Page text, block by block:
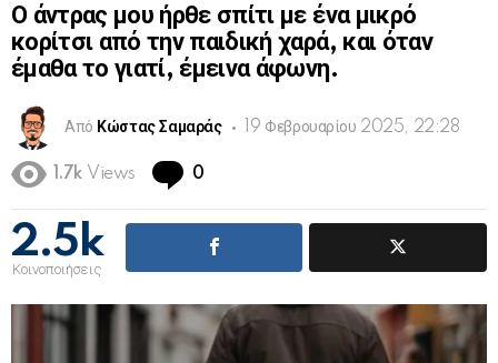
Ο άντρας μου ήρθε σπίτι με ένα μικρό
κορίτσι από την παιδική χαρά, και όταν
έμαθα το γιατί, έμεινα άφωνη.
Από Κώστας Σαμαράς 19 Φεβρουαρίου 2025, 22:28
1.7k Views 0
2.5k
Κοινοποιήσεις